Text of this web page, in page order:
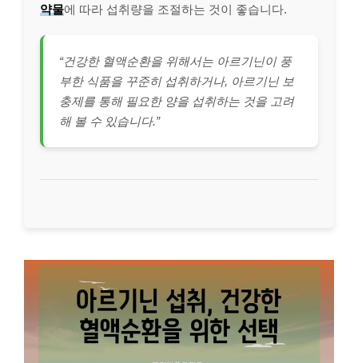
약물에 따라 섭취량을 조절하는 것이 좋습니다.
“건강한 혈액순환을 위해서는 아르기닌이 풍
부한 식품을 꾸준히 섭취하거나, 아르기닌 보
충제를 통해 필요한 양을 섭취하는 것을 고려
해 볼 수 있습니다.”